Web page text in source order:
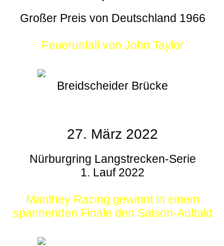
Großer Preis von Deutschland 1966
Feuerunfall von John Taylor
Breidscheider Brücke
27. März 2022
Nürburgring Langstrecken-Serie
1. Lauf 2022
Manthey Racing gewinnt in einem
spannenden Finale den Saison-Auftakt